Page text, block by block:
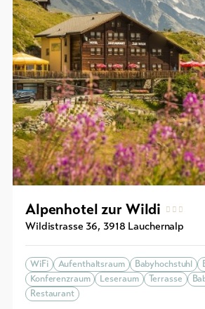
Alpenhotel zur Wildi
Wildistrasse 36, 3918 Lauchernalp
WiFi Aufenthaltsraum Babyhochstuhl
Konferenzraum
Leseraum Terrasse
Restaurant